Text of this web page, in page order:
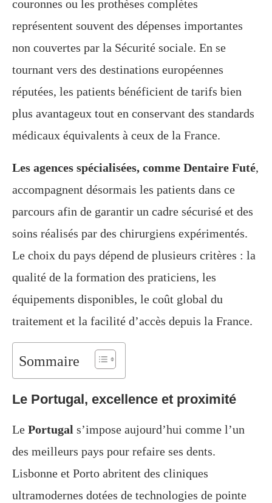
couronnes ou les prothèses complètes
représentent souvent des dépenses importantes
non couvertes par la Sécurité sociale. En se
tournant vers des destinations européennes
réputées, les patients bénéficient de tarifs bien
plus avantageux tout en conservant des standards
médicaux équivalents à ceux de la France.
Les agences spécialisées, comme Dentaire Futé,
accompagnent désormais les patients dans ce
parcours afin de garantir un cadre sécurisé et des
soins réalisés par des chirurgiens expérimentés.
Le choix du pays dépend de plusieurs critères : la
qualité de la formation des praticiens, les
équipements disponibles, le coût global du
traitement et la facilité d’accès depuis la France.
Sommaire
Le Portugal, excellence et proximité
Le Portugal s’impose aujourd’hui comme l’un
des meilleurs pays pour refaire ses dents.
Lisbonne et Porto abritent des cliniques
ultramodernes dotées de technologies de pointe